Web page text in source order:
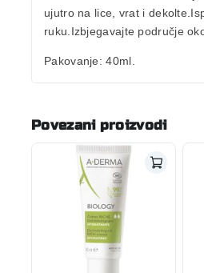
ujutro na lice, vrat i
ruku.Izbjegavajte područje
Pakovanje: 40ml.
Povezani proizvodi